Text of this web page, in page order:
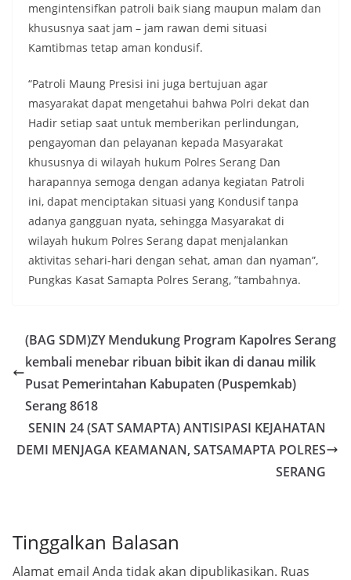
mengintensifkan patroli baik siang maupun malam dan
khususnya saat jam – jam rawan demi situasi
Kamtibmas tetap aman kondusif.
“Patroli Maung Presisi ini juga bertujuan agar
masyarakat dapat mengetahui bahwa Polri dekat dan
Hadir setiap saat untuk memberikan perlindungan,
pengayoman dan pelayanan kepada Masyarakat
khususnya di wilayah hukum Polres Serang Dan
harapannya semoga dengan adanya kegiatan Patroli
ini, dapat menciptakan situasi yang Kondusif tanpa
adanya gangguan nyata, sehingga Masyarakat di
wilayah hukum Polres Serang dapat menjalankan
aktivitas sehari-hari dengan sehat, aman dan nyaman”,
Pungkas Kasat Samapta Polres Serang, ”tambahnya.
(BAG SDM)ZY Mendukung Program Kapolres Serang
kembali menebar ribuan bibit ikan di danau milik
Pusat Pemerintahan Kabupaten (Puspemkab)
Serang 8618
SENIN 24 (SAT SAMAPTA) ANTISIPASI KEJAHATAN
DEMI MENJAGA KEAMANAN, SATSAMAPTA POLRES
SERANG
Tinggalkan Balasan
Alamat email Anda tidak akan dipublikasikan. Ruas